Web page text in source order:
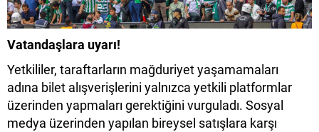
Vatandaşlara uyarı!
Yetkililer, taraftarların mağduriyet yaşamamaları
adına bilet alışverişlerini yalnızca yetkili platformlar
üzerinden yapmaları gerektiğini vurguladı. Sosyal
medya üzerinden yapılan bireysel satışlara karşı